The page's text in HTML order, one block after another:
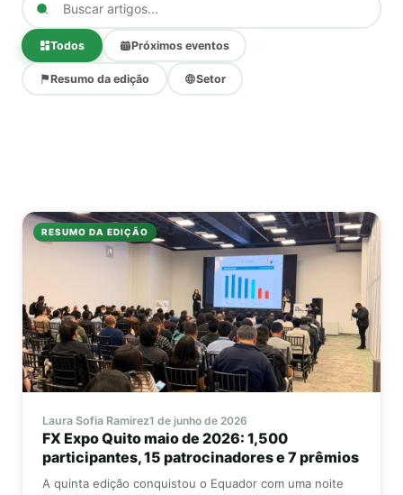
Todos Próximos eventos
Resumo da edição Setor
RESUMO DA EDIÇÃO
Laura Sofia Ramirez1 de junho de 2026
FX ExpoQuito maio de 2026: 1,500
participantes, 15 patrocinadores e 7 prêmios
A quinta edição conquistou o Equador com uma noite